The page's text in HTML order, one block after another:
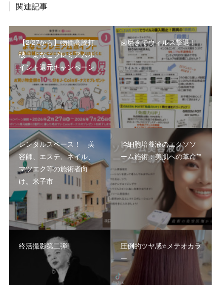
関連記事
【2/27から】物価高騰打
破！よなごプレミアムポ
イント還元キャンペーン
歯磨きでウィルス撃退！
レンタルスペース！ 美
容師、エステ、ネイル、
マツエク等の施術者向
け。米子市
幹細胞培養液のエクソソ
ーム施術：美肌への革命**
終活撮影第二弾!
圧倒的ツヤ感⭐️メテオカラ
ー